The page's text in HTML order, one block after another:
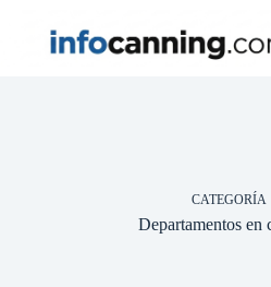
CATEGORÍA
Departamentos en